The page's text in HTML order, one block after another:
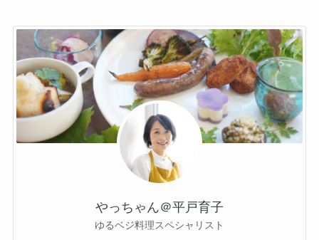
やっちゃん＠平戸育子
ゆるベジ料理スペシャリスト